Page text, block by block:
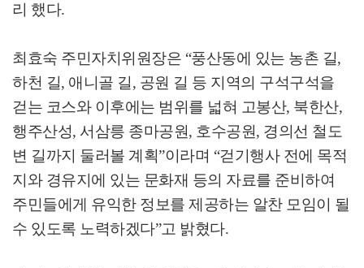
리 했다.
최효숙 주민자치위원장은 “풍산동에 있는 농촌 길,
하천 길, 애니골 길, 공원 길 등 지역의 구석구석을
걷는 코스와 이후에는 범위를 넓혀 고봉산, 북한산,
행주산성, 서삼릉 종마공원, 호수공원, 경의선 철도
변 길까지 둘러볼 계획”이라며 “걷기행사 전에 목적
지와 경유지에 있는 문화재 등의 자료를 준비하여
주민들에게 유익한 정보를 제공하는 알찬 모임이 될
수 있도록 노력하겠다”고 밝혔다.